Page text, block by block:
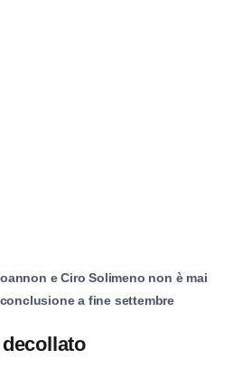
e Ciro Solimeno non è mai
a fine settembre